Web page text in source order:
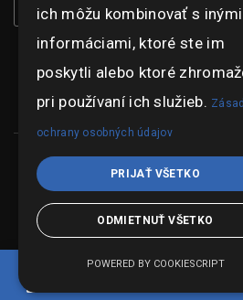
Copyright © ghexpo 2026, všetky
konkurencieschopnosti
ich môžu kombinovať s inými
informáciami, ktoré ste im
poskytli alebo ktoré
pri používaní ich služieb.
ochrany osobných údajov
PRIJAŤ VŠETKO
ODMIETNUŤ VŠETKO
POWERED BY COOKIESCRIPT